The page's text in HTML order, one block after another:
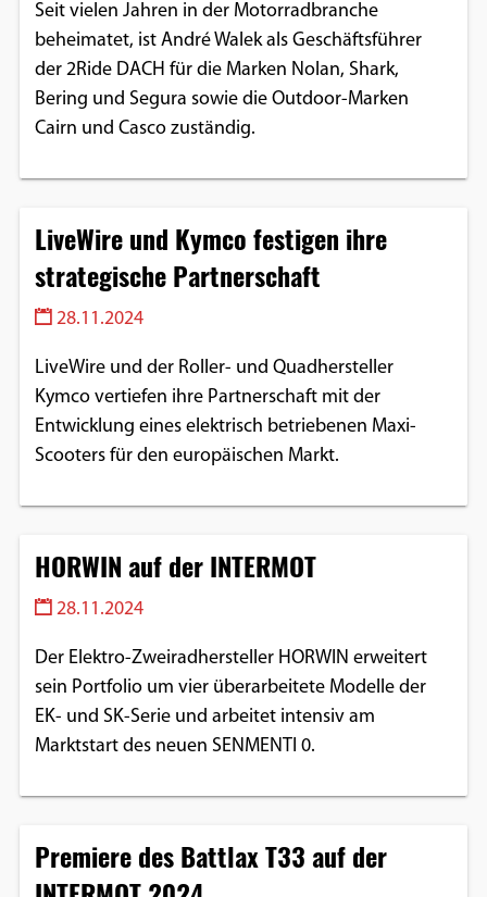
Seit vielen Jahren in der Motorradbranche
beheimatet, ist André Walek als Geschäftsführer
der 2Ride DACH für die Marken Nolan, Shark,
Bering und Segura sowie die Outdoor-Marken
Cairn und Casco zuständig.
LiveWire und Kymco festigen ihre
strategische Partnerschaft
28.11.2024
LiveWire und der Roller- und Quadhersteller
Kymco vertiefen ihre Partnerschaft mit der
Entwicklung eines elektrisch betriebenen Maxi-
Scooters für den europäischen Markt.
HORWIN auf der INTERMOT
28.11.2024
Der Elektro-Zweiradhersteller HORWIN erweitert
sein Portfolio um vier überarbeitete Modelle der
EK- und SK-Serie und arbeitet intensiv am
Marktstart des neuen SENMENTI 0.
Premiere des Battlax T33 auf der